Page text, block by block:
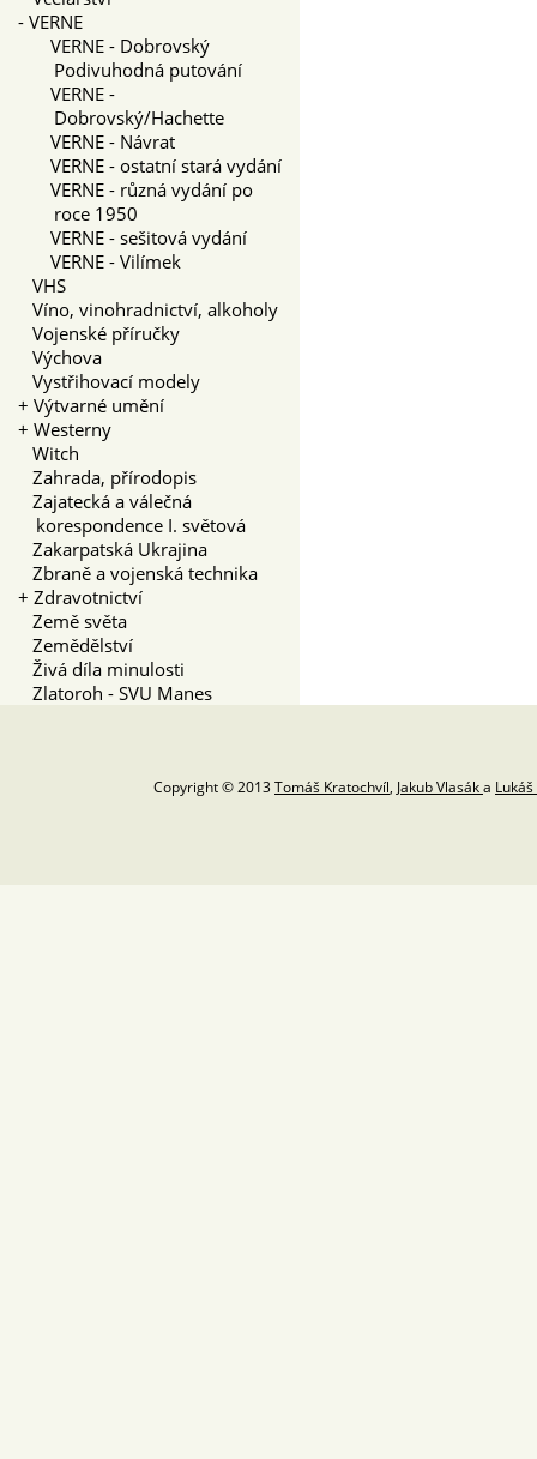
- VERNE
VERNE - Dobrovský
Podivuhodná putování
VERNE -
Dobrovský/Hachette
VERNE - Návrat
VERNE - ostatní stará vydání
VERNE - různá vydání po
roce 1950
VERNE - sešitová vydání
VERNE - Vilímek
VHS
Víno, vinohradnictví, alkoholy
Vojenské příručky
Výchova
Vystřihovací modely
+ Výtvarné umění
+ Westerny
Witch
Zahrada, přírodopis
Zajatecká a válečná
korespondence I. světová
Zakarpatská Ukrajina
Zbraně a vojenská technika
+ Zdravotnictví
Země světa
Zemědělství
Živá díla minulosti
Zlatoroh - SVU Manes
Copyright © 2013Tomáš Kratochvíl, Jakub Vlasáka